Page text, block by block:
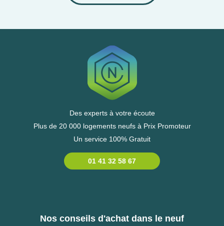
Des experts à votre écoute
Plus de 20 000 logements neufs à Prix Promoteur
Un service 100% Gratuit
01 41 32 58 67
Nos conseils d'achat dans le neuf